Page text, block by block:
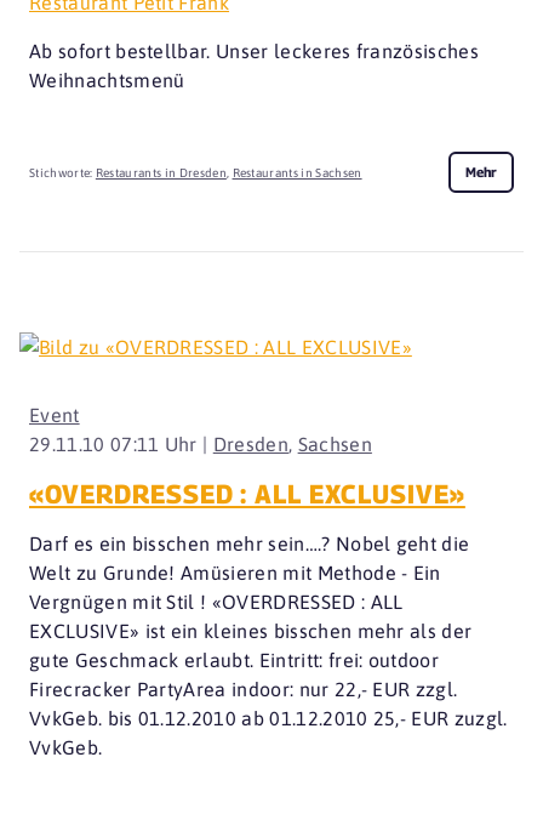
Ab sofort bestellbar. Unser leckeres französisches
Weihnachtsmenü
Stichworte: Restaurants in Dresden Restaurants in Sachsen Mehr
29.11.10 07:11 Uhr | Dresden, Sachsen
Event
«OVERDRESSED : ALL EXCLUSIVE»
Darf es ein bisschen mehr sein….? Nobel geht die
Welt zu Grunde! Amüsieren mit Methode - Ein
Vergnügen mit Stil ! «OVERDRESSED : ALL
EXCLUSIVE» ist ein kleines bisschen mehr als der
gute Geschmack erlaubt. Eintritt: frei: outdoor
Firecracker PartyArea indoor: nur 22,- EUR zzgl.
VvkGeb. bis 01.12.2010 ab 01.12.2010 25,- EUR zuzgl.
VvkGeb.